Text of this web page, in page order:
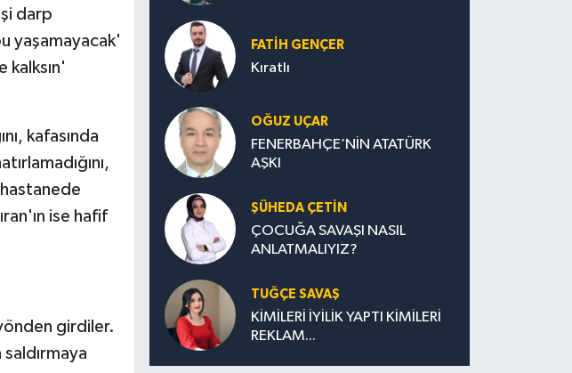
darp
yaşamayacak'
kalksın'
kafasında
hastanede
ise hafif
girdiler.
FATIH GENÇER
Kıratlı
OĞUZ UÇAR
FENERBAHÇE’NİN ATATÜRK
AŞKI
ŞÜHEDA ÇETİN
ÇOCUĞA SAVAŞI NASIL
ANLATMALIYIZ?
TUĞÇE SAVAŞ
KİMİLERİ İYİLİK YAPTI KİMİLERİ
REKLAM...